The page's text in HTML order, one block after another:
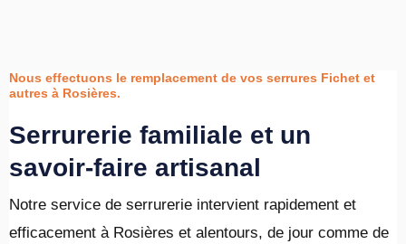
Nous effectuons le remplacement de vos serrures Fichet et
autres à Rosières.
Serrurerie familiale et un
savoir-faire artisanal
Notre service de serrurerie intervient rapidement et
efficacement à Rosières et alentours, de jour comme de